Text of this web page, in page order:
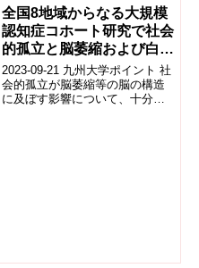
全国8地域からなる⼤規模
認知症コホート研究で社会
的孤⽴と脳萎縮および⽩質
病変との関連を報告
2023-09-21 九州⼤学ポイント 社
会的孤⽴が脳萎縮等の脳の構造
に及ぼす影響について、⼗分に